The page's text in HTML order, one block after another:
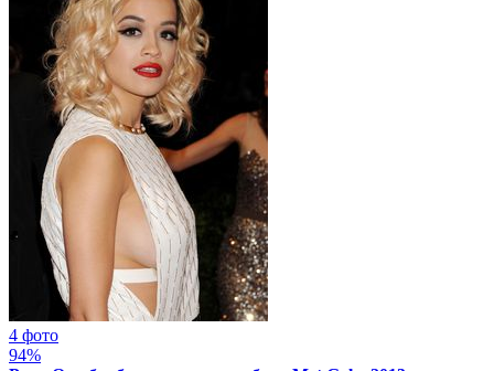
4 фото
94%